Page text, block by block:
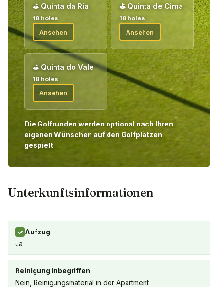
⛳ Quinta da Ria
18 holes
Ansehen
⛳ Quinta de Cima
18 holes
Ansehen
⛳ Quinta do Vale
18 holes
Ansehen
Die Golfrunden werden optional nach Ihren
eigenen Wünschen auf den Golfplätzen
gespielt.
Unterkunftsinformationen
✓ Aufzug
Ja
Reinigung inbegriffen
Nein, Reinigungsmaterial in der Apartment